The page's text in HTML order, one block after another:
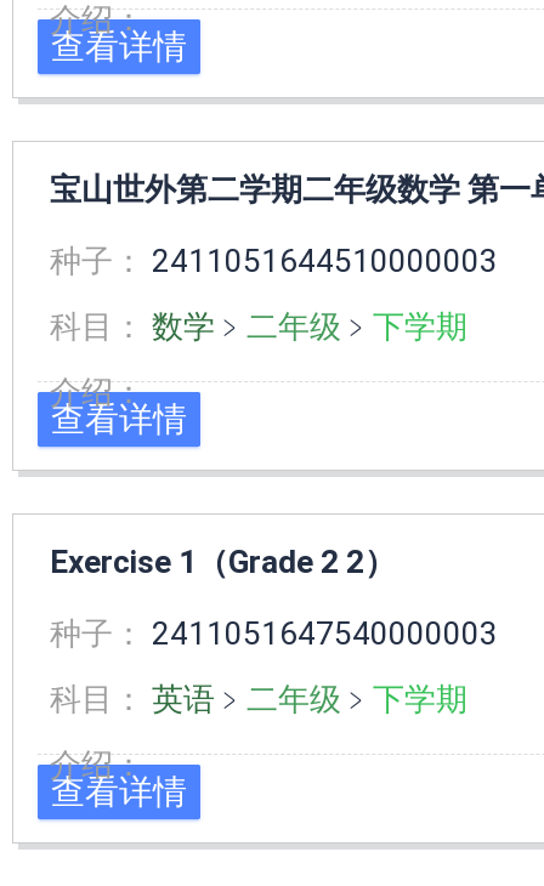
介绍：
查看详情
宝山世外第二学期二年级数学 第一
种子： 2411051644510000003
科目： 数学 ﹥ 二年级 ﹥ 下学期
介绍：
查看详情
Exercise 1（Grade 2 2）
种子： 2411051647540000003
科目： 英语 ﹥ 二年级 ﹥ 下学期
介绍：
查看详情